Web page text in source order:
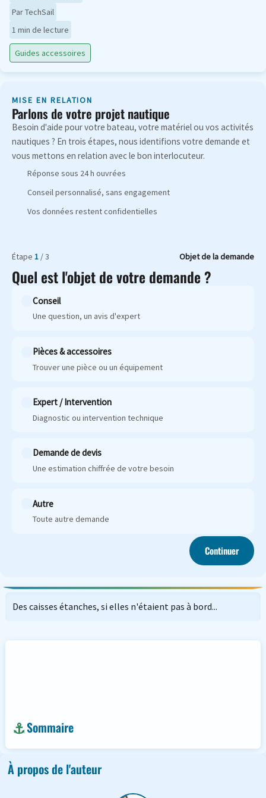
Par TechSail
1 min de lecture
Guides accessoires
MISE EN RELATION
Parlons de votre projet nautique
Besoin d'aide pour votre bateau, votre matériel ou vos activités
nautiques ? En trois étapes, nous identifions votre demande et
vous mettons en relation avec le bon interlocuteur.
Réponse sous 24 h ouvrées
Conseil personnalisé, sans engagement
Vos données restent confidentielles
Étape 1 / 3 Objet de la demande
Quel est l'objet de votre demande ?
Conseil
Une question, un avis d'expert
Pièces & accessoires
Trouver une pièce ou un équipement
Expert / Intervention
Diagnostic ou intervention technique
Demande de devis
Une estimation chiffrée de votre besoin
Autre
Toute autre demande
Continuer
Des caisses étanches, si elles n'étaient pas à bord...
Sommaire
À propos de l'auteur